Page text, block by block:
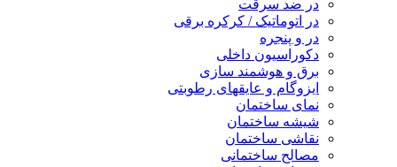
در ضد سرقت
در اتوماتیک / کرکره برقی
در و پنجره
دکوراسیون داخلی
برق و هوشمند سازی
ایزوگام و عایقهای رطوبتی
نمای ساختمان
شیشه ساختمان
نقاشی ساختمان
مصالح ساختمانی